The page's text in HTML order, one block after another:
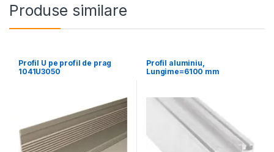
Produse similare
Profil U pe profil de prag
1041U3050
Profil aluminiu,
Lungime=6100 mm